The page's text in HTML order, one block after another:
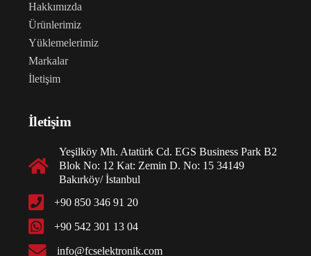
Hakkımızda
Ürünlerimiz
Yüklemelerimiz
Markalar
İletişim
İletişim
Yeşilköy Mh. Atatürk Cd. EGS Business Park B2
Blok No: 12 Kat: Zemin D. No: 15 34149
Bakırköy/ İstanbul
+90 850 346 91 20
+90 542 301 13 04
info@fcselektronik.com